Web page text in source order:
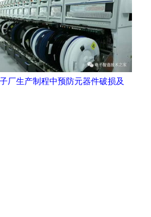
厂生产制程中预防元器件破损及